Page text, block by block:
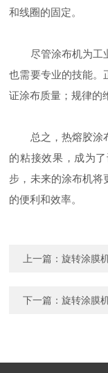
和线圈的固定。
尽管涂布机为工业
也需要专业的技能。
证涂布质量；规律的
总之，热熔胶涂布
的粘接效果，成为
步，未来的涂布机将
的便利和效率。
上一篇：旋转涂膜
下一篇：旋转涂膜